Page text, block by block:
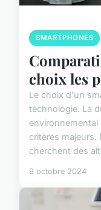
SMARTPHONES
choix les
Le choix d'un
technologie. La
critères
cherchent des
9 octobre 2024